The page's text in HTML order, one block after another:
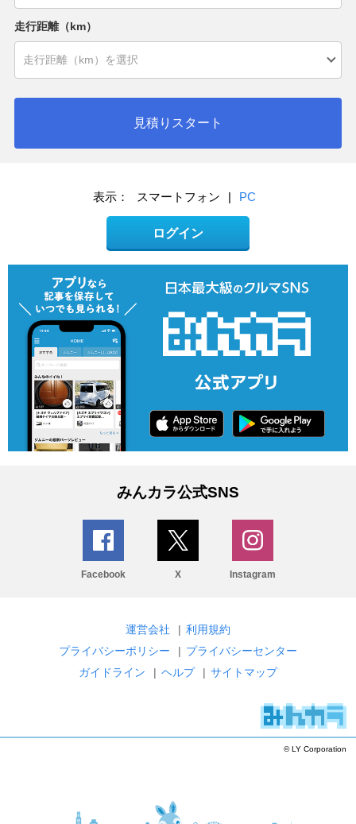
走行距離（km）
見積りスタート
表示： スマートフォン | PC
ログイン
みんカラ公式SNS
Facebook X Instagram
運営会社 | 利用規約
プライバシーポリシー
| プライバシーセンター
ガイドライン
| ヘルプ | サイトマップ
© LY Corporation